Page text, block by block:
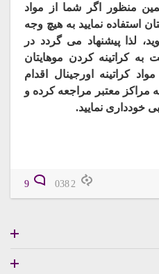
منظور اگر شما از مواد
استفاده نمایید به هیچ وجه
لذا پیشنهاد می گردد در
به کراتینه کردن موهایتان
کراتینه اورجینال اقدام
مراکز معتبر مراجعه کرده و
خودداری نمایید.